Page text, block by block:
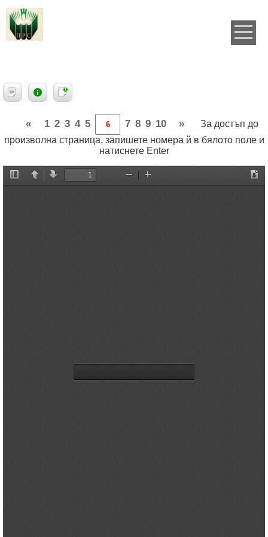
« 1 2 3 4 5 7 8 9 10 »
За достъп до
произволна страница, запишете номера й в бялото поле и
натиснете Enter